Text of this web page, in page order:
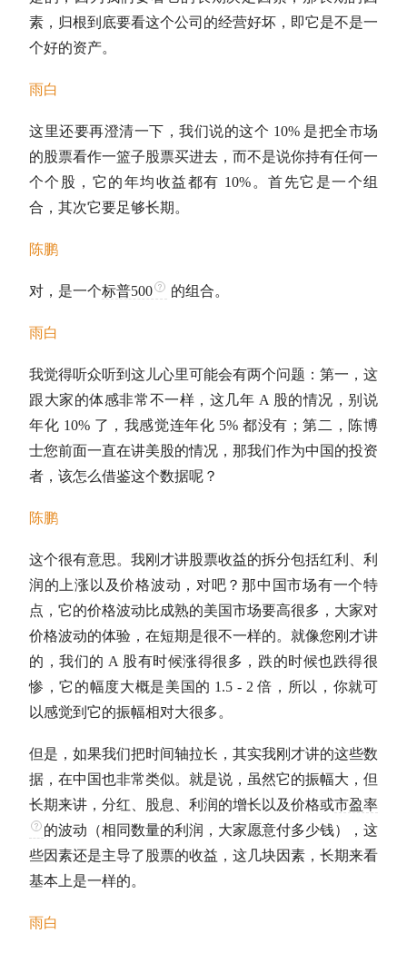
素，归根到底要看这个公司的经营好坏，即它是不是一
个好的资产。
雨白
这里还要再澄清一下，我们说的这个 10% 是把全市场
的股票看作一篮子股票买进去，而不是说你持有任何一
个个股，它的年均收益都有 10%。首先它是一个组
合，其次它要足够长期。
陈鹏
对，是一个标普500 的组合。
雨白
我觉得听众听到这儿心里可能会有两个问题：第一，这
跟大家的体感非常不一样，这几年 A 股的情况，别说
年化 10% 了，我感觉连年化 5% 都没有；第二，陈博
士您前面一直在讲美股的情况，那我们作为中国的投资
者，该怎么借鉴这个数据呢？
陈鹏
这个很有意思。我刚才讲股票收益的拆分包括红利、利
润的上涨以及价格波动，对吧？那中国市场有一个特
点，它的价格波动比成熟的美国市场要高很多，大家对
价格波动的体验，在短期是很不一样的。就像您刚才讲
的，我们的 A 股有时候涨得很多，跌的时候也跌得很
惨，它的幅度大概是美国的 1.5 - 2 倍，所以，你就可
以感觉到它的振幅相对大很多。
但是，如果我们把时间轴拉长，其实我刚才讲的这些数
据，在中国也非常类似。就是说，虽然它的振幅大，但
长期来讲， 分红 、股息、利润的增长以及价格或市盈率
的波动（相同数量的利润，大家愿意付多少钱），这
些因素还是主导了股票的收益，这几块因素，长期来看
基本上是一样的。
雨白